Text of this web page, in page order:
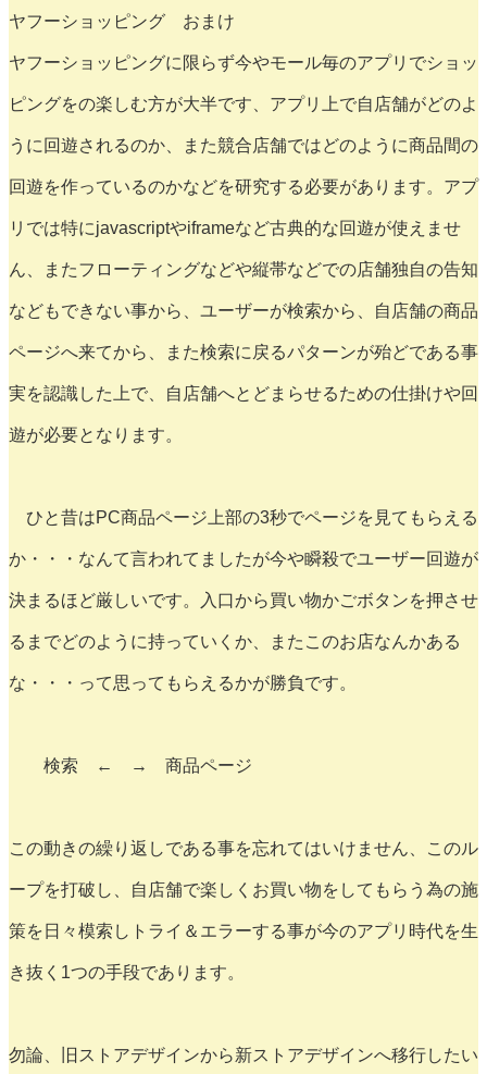
ヤフーショッピング おまけ
ヤフーショッピングに限らず今やモール毎のアプリでショッ
ピングをの楽しむ方が大半です、アプリ上で自店舗がどのよ
うに回遊されるのか、また競合店舗ではどのように商品間の
回遊を作っているのかなどを研究する必要があります。アプ
リでは特にjavascriptやiframeなど古典的な回遊が使えませ
ん、またフローティングなどや縦帯などでの店舗独自の告知
などもできない事から、ユーザーが検索から、自店舗の商品
ページへ来てから、また検索に戻るパターンが殆どである事
実を認識した上で、自店舗へとどまらせるための仕掛けや回
遊が必要となります。
ひと昔はPC商品ページ上部の3秒でページを見てもらえる
か・・・なんて言われてましたが今や瞬殺でユーザー回遊が
決まるほど厳しいです。入口から買い物かごボタンを押させ
るまでどのように持っていくか、またこのお店なんかある
な・・・って思ってもらえるかが勝負です。
検索 ← → 商品ページ
この動きの繰り返しである事を忘れてはいけません、このル
ープを打破し、自店舗で楽しくお買い物をしてもらう為の施
策を日々模索しトライ＆エラーする事が今のアプリ時代を生
き抜く1つの手段であります。
勿論、旧ストアデザインから新ストアデザインへ移行したい